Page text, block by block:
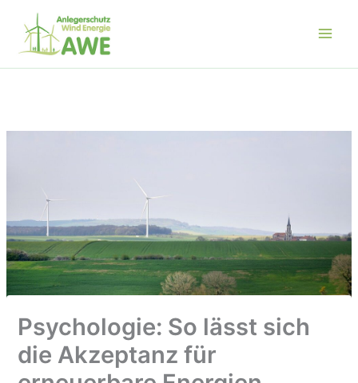
Inhalt
springen
Psychologie: So lässt sich
die Akzeptanz für